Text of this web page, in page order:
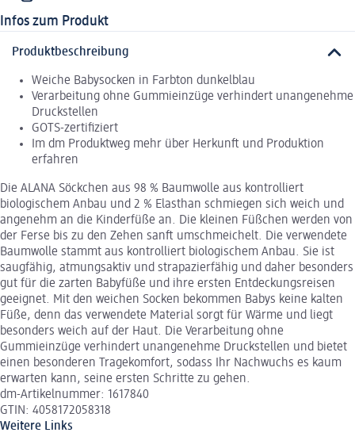
Infos zum Produkt
Produktbeschreibung
Weiche Babysocken in Farbton dunkelblau
Verarbeitung ohne Gummieinzüge verhindert unangenehme
Druckstellen
GOTS-zertifiziert
Im dm Produktweg mehr über Herkunft und Produktion
erfahren
Die ALANA Söckchen aus 98 % Baumwolle aus kontrolliert
biologischem Anbau und 2 % Elasthan schmiegen sich weich und
angenehm an die Kinderfüße an. Die kleinen Füßchen werden von
der Ferse bis zu den Zehen sanft umschmeichelt. Die verwendete
Baumwolle stammt aus kontrolliert biologischem Anbau. Sie ist
saugfähig, atmungsaktiv und strapazierfähig und daher besonders
gut für die zarten Babyfüße und ihre ersten Entdeckungsreisen
geeignet. Mit den weichen Socken bekommen Babys keine kalten
Füße, denn das verwendete Material sorgt für Wärme und liegt
besonders weich auf der Haut. Die Verarbeitung ohne
Gummieinzüge verhindert unangenehme Druckstellen und bietet
einen besonderen Tragekomfort, sodass Ihr Nachwuchs es kaum
erwarten kann, seine ersten Schritte zu gehen.
dm-Artikelnummer: 1617840
GTIN: 4058172058318
Weitere Links